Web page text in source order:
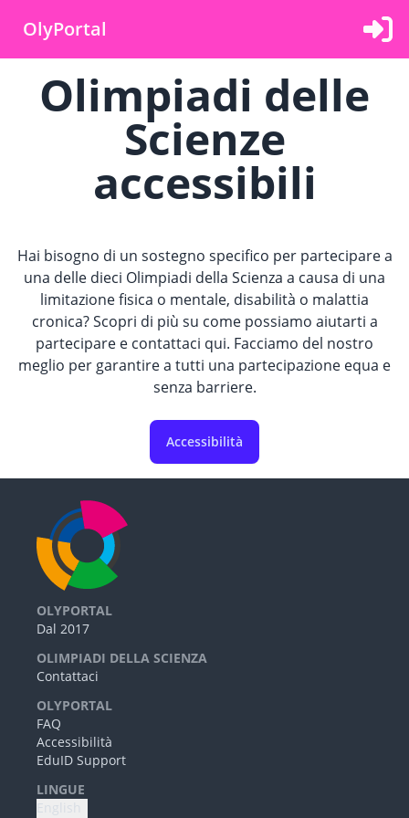
OlyPortal
Olimpiadi delle
Scienze
accessibili
Hai bisogno di un sostegno specifico per partecipare a
una delle dieci Olimpiadi della Scienza a causa di una
limitazione fisica o mentale, disabilità o malattia
cronica? Scopri di più su come possiamo aiutarti a
partecipare e contattaci qui. Facciamo del nostro
meglio per garantire a tutti una partecipazione equa e
senza barriere.
Accessibilità
OLYPORTAL
Dal 2017
OLIMPIADI DELLA SCIENZA
Contattaci
OLYPORTAL
FAQ
Accessibilità
EduID Support
LINGUE
English